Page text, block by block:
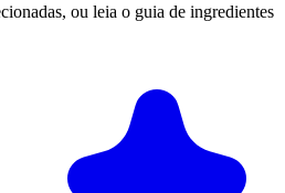
ou leia o guia de ingredientes